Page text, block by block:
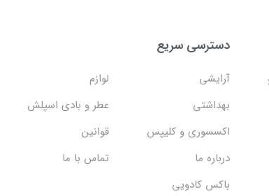
دسترسی سریع
آرایشی
لوازم
بهداشتی
عطر و بادی اسپلش
اکسسوری و کلیپس
قوانین
درباره ما
تماس با ما
باکس کادویی